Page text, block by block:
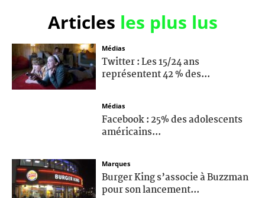
Articles les plus lus
Médias
Twitter : Les 15/24 ans
représentent 42 % des...
Médias
Facebook : 25% des adolescents
américains...
Marques
Burger King s’associe à Buzzman
pour son lancement...